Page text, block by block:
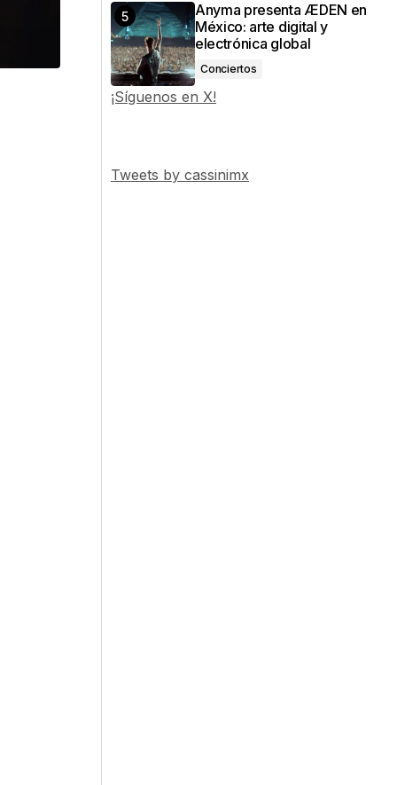
Anyma presenta ÆDEN en
México: arte digital y
electrónica global
Conciertos
¡Síguenos en X!
Tweets by cassinimx